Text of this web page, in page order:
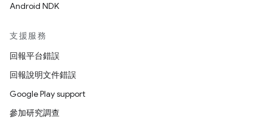
Android NDK
支援服務
回報平台錯誤
回報說明文件錯誤
Google Play support
參加研究調查